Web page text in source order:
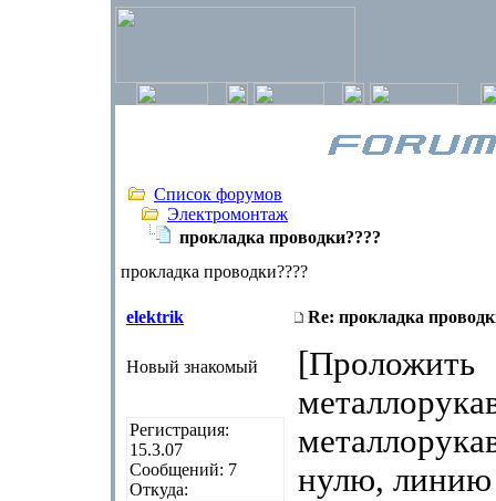
Список форумов
Электромонтаж
прокладка проводки????
прокладка проводки????
elektrik Re: прокладка
Новый знакомый
Регистрация:
15.3.07
Сообщений: 7
Откуда:
[Проложить
нулю,